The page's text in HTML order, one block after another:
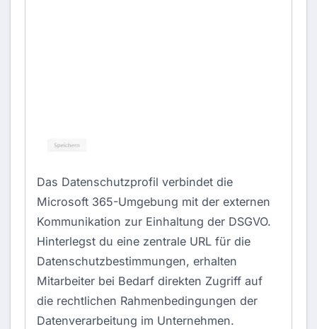
Das Datenschutzprofil verbindet die
Microsoft 365-Umgebung mit der externen
Kommunikation zur Einhaltung der DSGVO.
Hinterlegst du eine zentrale URL für die
Datenschutzbestimmungen, erhalten
Mitarbeiter bei Bedarf direkten Zugriff auf
die rechtlichen Rahmenbedingungen der
Datenverarbeitung im Unternehmen.